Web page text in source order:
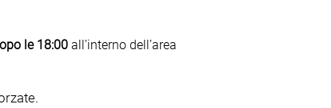
le 18:00 all’interno dell’area